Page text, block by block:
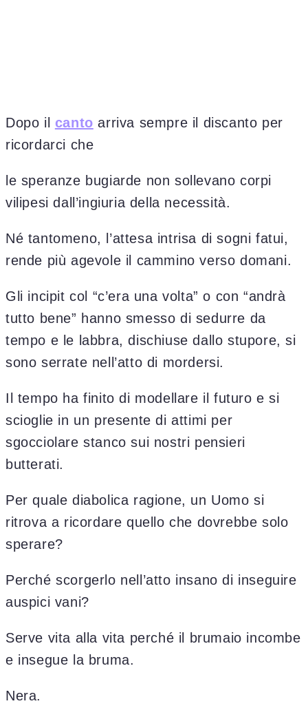
Dopo il canto arriva sempre il discanto per
ricordarci che
le speranze bugiarde non sollevano corpi
vilipesi dall’ingiuria della necessità.
Né tantomeno, l’attesa intrisa di sogni fatui,
rende più agevole il cammino verso domani.
Gli incipit col “c’era una volta” o con “andrà
tutto bene” hanno smesso di sedurre da
tempo e le labbra, dischiuse dallo stupore, si
sono serrate nell’atto di mordersi.
Il tempo ha finito di modellare il futuro e si
scioglie in un presente di attimi per
sgocciolare stanco sui nostri pensieri
butterati.
Per quale diabolica ragione, un Uomo si
ritrova a ricordare quello che dovrebbe solo
sperare?
Perché scorgerlo nell’atto insano di inseguire
auspici vani?
Serve vita alla vita perché il brumaio incombe
e insegue la bruma.
Nera.